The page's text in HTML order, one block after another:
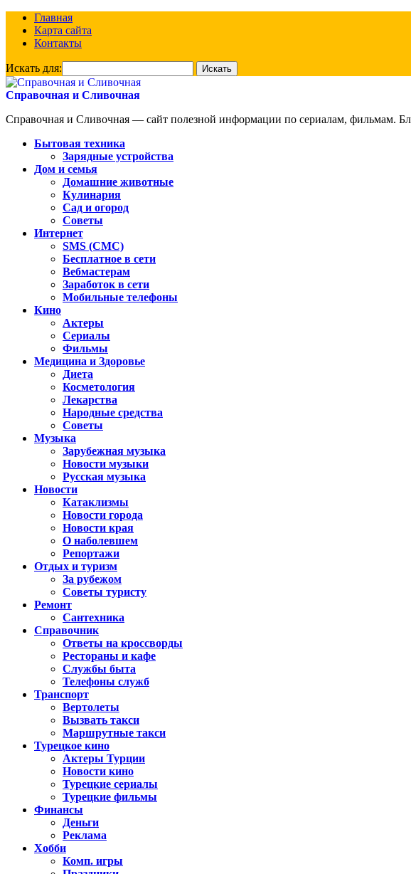
Главная
Карта сайта
Контакты
Искать для:
Справочная и Сливочная
Справочная и Сливочная — сайт полезной информации по сериалам, фильмам.
Бытовая техника
Зарядные устройства
Дом и семья
Домашние животные
Кулинария
Сад и огород
Советы
Интернет
SMS (СМС)
Бесплатное в сети
Вебмастерам
Заработок в сети
Мобильные телефоны
Кино
Актеры
Сериалы
Фильмы
Медицина и Здоровье
Диета
Косметология
Лекарства
Народные средства
Советы
Музыка
Зарубежная музыка
Новости музыки
Русская музыка
Новости
Катаклизмы
Новости города
Новости края
О наболевшем
Репортажи
Отдых и туризм
За рубежом
Советы туристу
Ремонт
Сантехника
Справочник
Ответы на кроссворды
Рестораны и кафе
Службы быта
Телефоны служб
Транспорт
Вертолеты
Вызвать такси
Маршрутные такси
Турецкое кино
Актеры Турции
Новости кино
Турецкие сериалы
Турецкие фильмы
Финансы
Деньги
Реклама
Хобби
Комп. игры